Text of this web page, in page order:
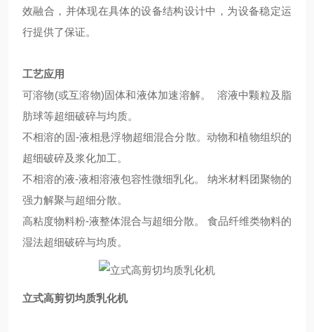
效融合，并体现在具体的设备结构设计中，为设备稳定运
行提供了保证。
工艺应用
可溶物(或互溶物)固体和液体加速溶解。
溶液中颗粒及脂
肪球等超细破碎与均质。
不相溶的固-液相悬浮物超细混合分散。动物和植物组织的
超细破碎及浆化加工。
不相溶的液-液相溶液包容性微细乳化。
纳米材料团聚物的
强力解聚与超细分散。
高粘度物料粉-液整体混合与超细分散。
食品纤维类物料的
湿法超细破碎与均质。
立式高剪切均质乳化机